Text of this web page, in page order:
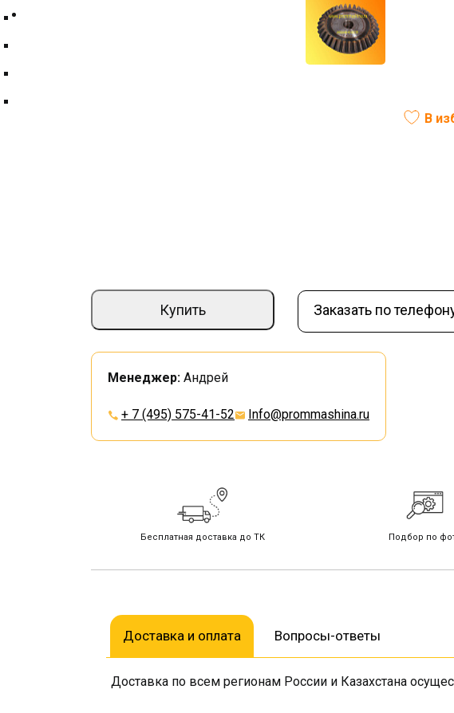
Шестерня коническая ЩО-2.02.10.006 (33 зуб) В
Купить Заказать по
Менеджер: Андрей
+ 7 (495) 575-41-52 Info@prommashina.ru
Бесплатная доставка до ТК Подбор по
Доставка и оплата Вопросы-ответы
Доставка по всем регионам России и Казахстана